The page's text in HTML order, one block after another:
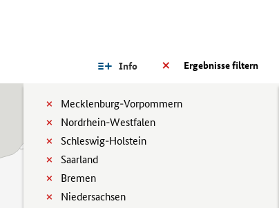
Ergebnisse filtern
Info
Mecklenburg-Vorpommern
Nordrhein-Westfalen
Schleswig-Holstein
Saarland
Bremen
Niedersachsen